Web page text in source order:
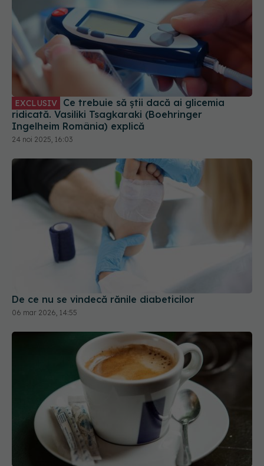
EXCLUSIV
ridicată. Vasiliki Tsagkaraki (Boehringer
Ingelheim România) explică
24 noi 2025, 16:03
De ce nu se vindecă rănile diabeticilor
06 mar 2026, 14:55